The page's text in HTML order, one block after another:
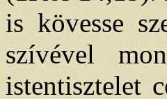
is kövesse
szívével
istentisztelet